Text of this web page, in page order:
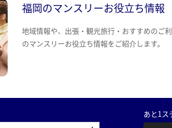
福岡のマンスリーお役立ち情報
地域情報や、出張・観光旅行・おすすめのご
のマンスリーお役立ち情報をご紹介します。
あと1ス